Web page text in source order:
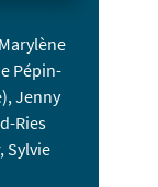
Pépin-
Jenny
Ries
Sylvie